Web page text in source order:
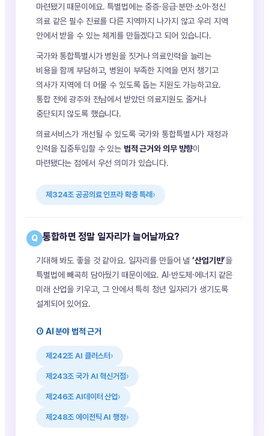
마련됐기 때문이에요. 특별법에는 중증·응급·분만·소아·정신
의료 같은 필수 진료를 다른 지역까지 나가지 않고 우리 지역
안에서 받을 수 있는 체계를 만들겠다고 되어 있습니다.
국가와 통합특별시가 병원을 짓거나 의료인력을 늘리는
비용을 함께 부담하고, 병원이 부족한 지역을 먼저 챙기고
의사가 지역에 더 머물 수 있도록 돕는 지원도 가능하고요.
통합 전에 광주와 전남에서 받았던 의료지원도 줄거나
중단되지 않도록 했습니다.
의료서비스가 개선될 수 있도록 국가와 통합특별시가 재정과
인력을 집중투입할 수 있는 법적 근거와 의무 방향이
마련됐다는 점에서 우선 의미가 있습니다.
제324조 공공의료 인프라 확충 특례
Q 통합하면 정말 일자리가 늘어날까요?
기대해 봐도 좋을 것 같아요. 일자리를 만들어 낼‘산업기반’을
특별법에 빼곡히 담아뒀기 때문이에요. AI·반도체·에너지 같은
미래 산업을 키우고, 그 안에서 특히 청년 일자리가 생기도록
설계되어 있어요.
① AI 분야 법적 근거
제242조 AI 클러스터
제243조 국가 AI 혁신거점
제246조 AI데이터 산업
제248조 에이전틱 AI 행정